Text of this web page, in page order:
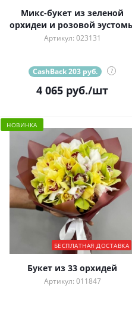
Микс-букет из зеленой
орхидеи и розовой
Артикул: 023131
CashBack 203 руб. ?
4 065 руб./шт
НОВИНКА
БЕСПЛАТНАЯ ДОСТАВКА
Букет из 33 орхидей
Артикул: 011847